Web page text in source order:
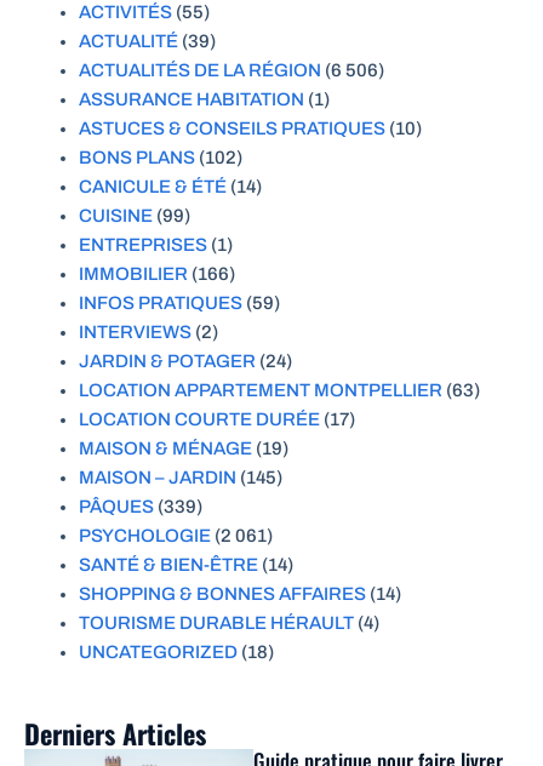
ACTIVITÉS (55)
ACTUALITÉ (39)
ACTUALITÉS DE LA RÉGION (6 506)
ASSURANCE HABITATION (1)
ASTUCES & CONSEILS PRATIQUES (10)
BONS PLANS (102)
CANICULE & ÉTÉ (14)
CUISINE (99)
ENTREPRISES (1)
IMMOBILIER (166)
INFOS PRATIQUES (59)
INTERVIEWS (2)
JARDIN & POTAGER (24)
LOCATION APPARTEMENT MONTPELLIER (63)
LOCATION COURTE DURÉE (17)
MAISON & MÉNAGE (19)
MAISON – JARDIN (145)
PÂQUES (339)
PSYCHOLOGIE (2 061)
SANTÉ & BIEN-ÊTRE (14)
SHOPPING & BONNES AFFAIRES (14)
TOURISME DURABLE HÉRAULT (4)
UNCATEGORIZED (18)
Derniers Articles